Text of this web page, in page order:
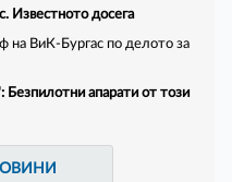
Известното досега
ВиК-Бургас по делото за
апарати от този